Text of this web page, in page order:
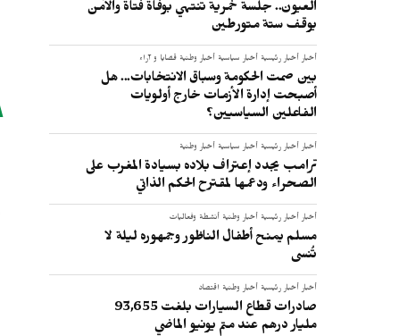
العيون.. جلسة خمرية تنتهي بوفاة فتاة والأمن
يوقف ستة متورطين
أخبار أخبار رئيسية أخبار سياسية أخبار وطنية قضايا و آراء
بين صمت الحكومة وسباق الانتخابات... هل
أصبحت إدارة الأزمات خارج أولويات
الفاعلين السياسيين؟
أخبار أخبار رئيسية أخبار سياسية أخبار وطنية
ترامب يجدد إعتراف بلاده بسيادة المغرب على
الصحراء ودعمها لمقترح الحكم الذاتي
أخبار أخبار رئيسية أخبار وطنية أنشطة وفعاليات
مسلم يمنح أطفال الناظور وجمهوره ليلة لا
تُنسى
أخبار أخبار رئيسية أخبار وطنية اقتصاد
صادرات قطاع السيارات بلغت 93,655
مليار درهم عند متم يونيو الماضي